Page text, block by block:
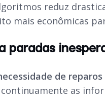
reduz
mais econômicas
paradas
de
as